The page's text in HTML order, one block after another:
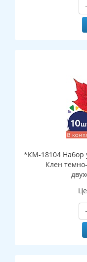
*КМ-18104 Набор
Клен